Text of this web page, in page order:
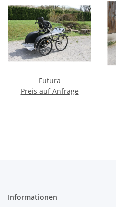
Futura
Preis auf Anfrage
Informationen